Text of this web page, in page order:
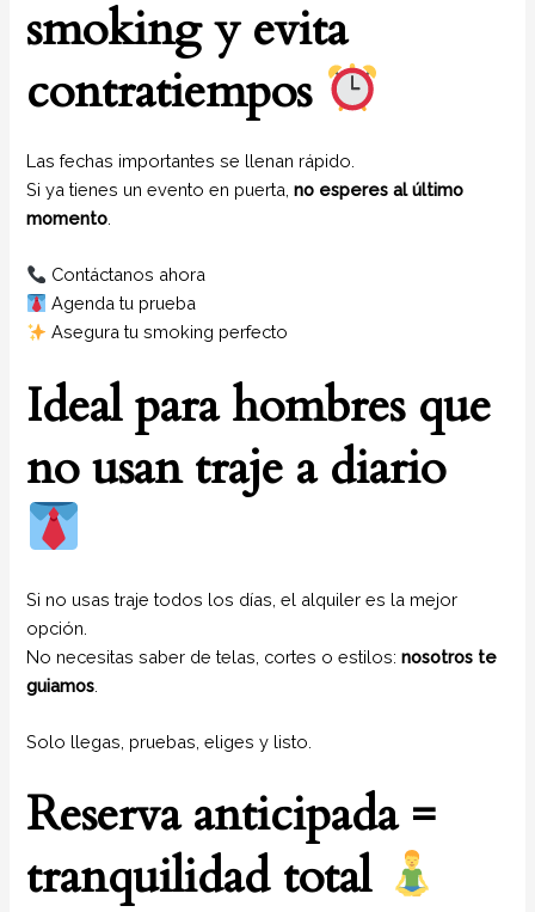
smoking y evita
contratiempos
Las fechas importantes se llenan rápido.
Si ya tienes un evento en puerta,no esperes al último
momento
Contáctanos ahora
Agenda tu prueba
Asegura tu smoking perfecto
Ideal para hombres que
no usan traje a diario
Si no usas traje todos los días, el alquiler es la mejor
opción.
No necesitas saber de telas, cortes o estilos:nosotros te
guiamos
Solo llegas, pruebas, eliges y listo.
Reserva anticipada =
tranquilidad total